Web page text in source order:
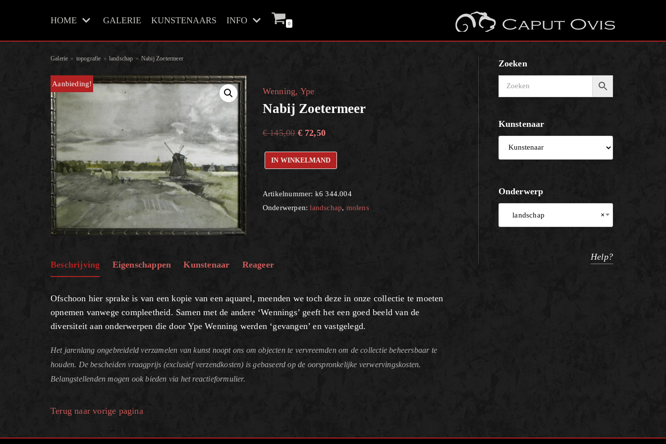
de
HOME GALERIE KUNSTENAARS INFO 0
Galerie » topografie » landschap » Nabij Zoetermeer
Aanbieding!
Wenning, Ype
Nabij Zoetermeer
€145,00 €72,50
IN WINKELMAND
Artikelnummer: k6 344.004
Onderwerpen:landschap, molens
Beschrijving Eigenschappen Kunstenaar Reageer
Ofschoon hier sprake is van een kopie van een aquarel, meenden we toch deze in onze collectie te moeten
opnemen vanwege compleetheid. Samen met de andere ‘Wennings’ geeft het een goed beeld van de
diversiteit aan onderwerpen die door Ype Wenning werden ‘gevangen’ en vastgelegd.
Het jarenlang ongebreideld verzamelen van kunst noopt ons om objecten te vervreemden om de collectie beheersbaar te
houden. De bescheiden vraagprijs (exclusief verzendkosten) is gebaseerd op de oorspronkelijke verwervingskosten.
Belangstellenden mogen ook bieden via het reactieformulier.
Terug naar vorige pagina
Zoeken
Kunstenaar
Onderwerp
×
landschap
Help?